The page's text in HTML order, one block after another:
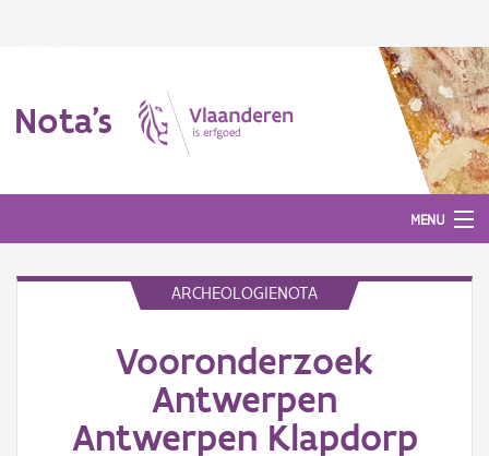
Nota's
MENU
ARCHEOLOGIENOTA
Vooronderzoek
Antwerpen
Antwerpen Klapdorp